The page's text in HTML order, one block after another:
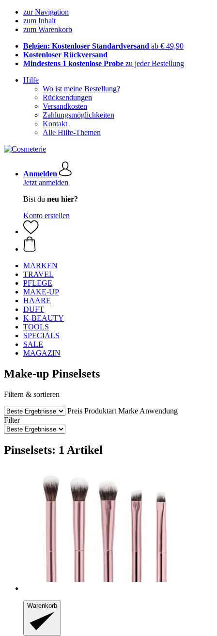
zur Navigation
zum Inhalt
zum Warenkorb
Belgien: Kostenloser Standardversand ab € 49,90
Kostenloser Rückversand
Mindestens 1 kostenlose Probe zu jeder Bestellung
Hilfe
Wo ist meine Bestellung?
Rücksendungen
Versandkosten
Zahlungsmöglichkeiten
Kontakt
Alle Hilfe-Themen
Anmelden
Jetzt anmelden
Bist du neu hier?
Konto erstellen
MARKEN
TRAVEL
PFLEGE
MAKE-UP
HAARE
DUFT
K-BEAUTY
TOOLS
SPECIALS
SALE
MAGAZIN
Make-up Pinselsets
Filtern & sortieren
Preis Produktart Marke Anwendung
Filter
Pinselsets: 1 Artikel
Warenkorb